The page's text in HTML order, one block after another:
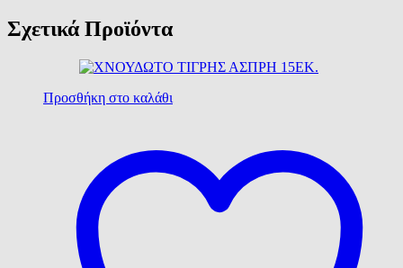
Σχετικά Προϊόντα
Προσθήκη στο καλάθι